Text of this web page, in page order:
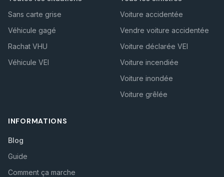
Sans carte grise
Véhicule gagé
Rachat VHU
Véhicule VEI
Voiture accidentée
Vendre voiture accidentée
Voiture déclarée VEI
Voiture incendiée
Voiture inondée
Voiture grêlée
INFORMATIONS
Blog
Guide
Comment ça marche